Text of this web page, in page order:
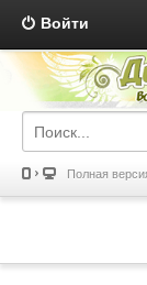
Войти
Полная